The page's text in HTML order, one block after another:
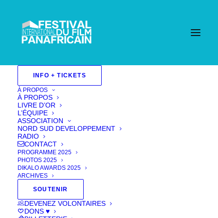
INFO + TICKETS
À PROPOS
À PROPOS
LIVRE D’OR
L’ÉQUIPE
ASSOCIATION
NORD SUD DEVELOPPEMENT
RADIO
CONTACT
PROGRAMME 2025
PHOTOS 2025
DIKALO AWARDS 2025
ARCHIVES
SOUTENIR
DEVENEZ VOLONTAIRES
DONS ♥
RUSTICA